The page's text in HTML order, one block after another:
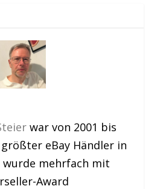
war von 2001 bis
eBay Händler in
wurde mehrfach mit
Award